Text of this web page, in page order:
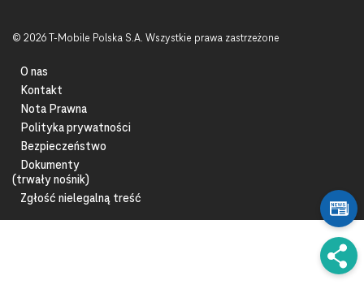
© 2026 T-Mobile Polska S.A. Wszystkie prawa zastrzeżone
O nas
Kontakt
Nota Prawna
Polityka prywatności
Bezpieczeństwo
Dokumenty
(trwały nośnik)
Zgłość nielegalną treść